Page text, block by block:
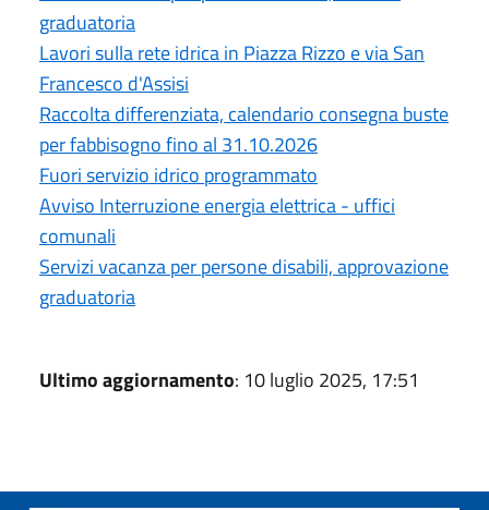
graduatoria
Lavori sulla rete idrica in Piazza Rizzo e via San
Francesco d'Assisi
Raccolta differenziata, calendario consegna buste
per fabbisogno fino al 31.10.2026
Fuori servizio idrico programmato
Avviso Interruzione energia elettrica - uffici
comunali
Servizi vacanza per persone disabili, approvazione
graduatoria
Ultimo aggiornamento: 10 luglio 2025, 17:51